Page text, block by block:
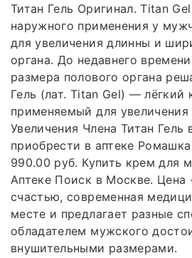
Титан Гель Оригинал. Titan
наружного применения у
для увеличения длинны и
органа. До недавнего
размера полового органа
Гель (лат. Titan Gel) —
применяемый для
Увеличения Члена Титан Гель
приобрести в аптеке
990.00 руб. Купить крем для
Аптеке Поиск в Москве. Цена
счастью, современная
месте и предлагает разные
обладателем мужского
внушительными размерами.